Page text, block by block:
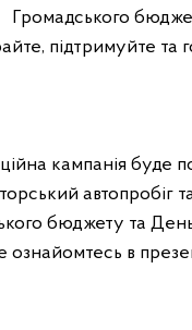
Громадського
підтримуйте та
кампанія буде
автопробіг
бюджету та День
в